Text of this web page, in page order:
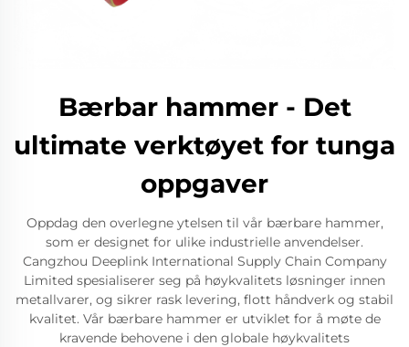
Bærbar hammer - Det
ultimate verktøyet for tunga
oppgaver
Oppdag den overlegne ytelsen til vår bærbare hammer,
som er designet for ulike industrielle anvendelser.
Cangzhou Deeplink International Supply Chain Company
Limited spesialiserer seg på høykvalitets løsninger innen
metallvarer, og sikrer rask levering, flott håndverk og stabil
kvalitet. Vår bærbare hammer er utviklet for å møte de
kravende behovene i den globale høykvalitets